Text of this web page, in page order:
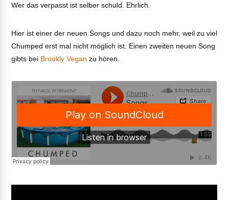
Wer das verpasst ist selber schuld. Ehrlich.
Hier ist einer der neuen Songs und dazu noch mehr, weil zu viel
Chumped erst mal nicht möglich ist. Einen zweiten neuen Song
gibts bei Brookly Vegan zu hören.